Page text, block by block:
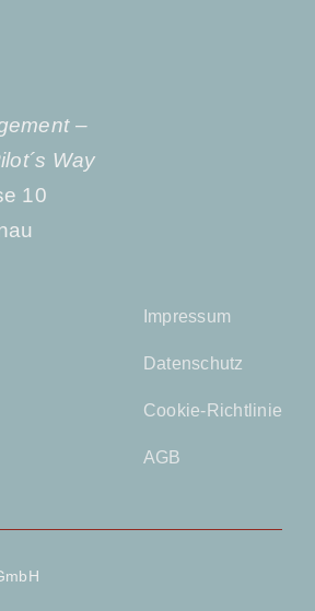
–
Way
10
Impressum
Datenschutz
Cookie-Richtlinie
AGB